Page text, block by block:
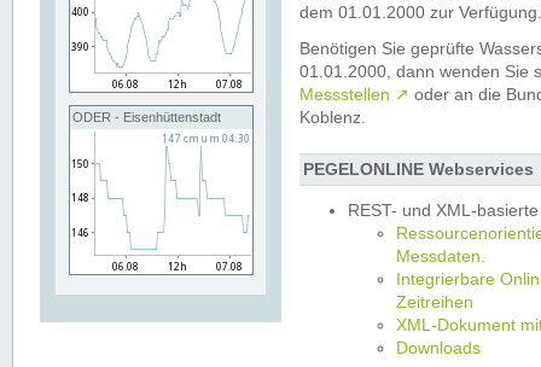
ODER - Eisenhüttenstadt
dem 01.01.2000 zur Verfügung.
Benötigen Sie geprüfte
01.01.2000, dann wenden Sie
Messstellen ↗ oder an die
Koblenz.
PEGELONLINE Webservices
REST- und XML-
Messdaten.
Integrierbare
Zeitreihen
XML-Dokument
Downloads